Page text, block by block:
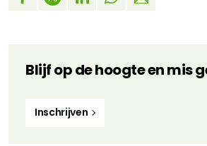
Blijf op de hoogte en mis
Inschrijven